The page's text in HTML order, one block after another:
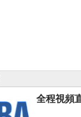
全程視頻